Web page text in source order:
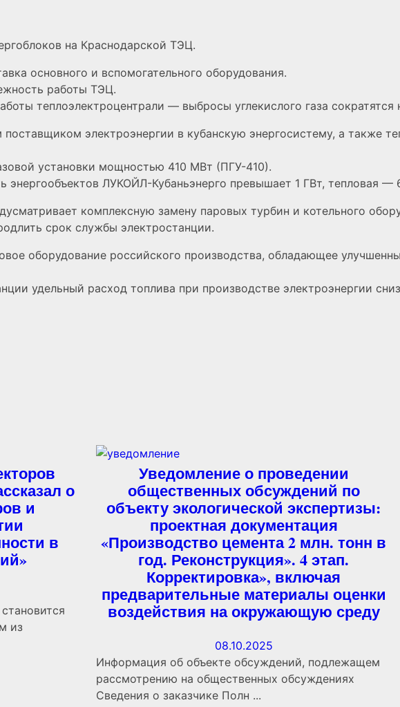
на Краснодарской ТЭЦ.
основного и вспомогательного оборудования.
работы ТЭЦ.
теплоэлектроцентрали — выбросы углекислого газа сократятся
электроэнергии в кубанскую энергосистему, а также
установки мощностью 410 МВт (ПГУ-410).
энергообъектов ЛУКОЙЛ-Кубаньэнерго превышает 1 ГВт, тепловая —
комплексную замену паровых турбин и котельного
срок службы электростанции.
оборудование российского производства, обладающее
удельный расход топлива при производстве электроэнергии
о
и
в
из
Уведомление о проведении
общественных обсуждений по
объекту экологической экспертизы:
проектная документация
«Производство цемента 2 млн. тонн в
год. Реконструкция». 4 этап.
Корректировка», включая
предварительные материалы оценки
воздействия на окружающую среду
08.10.2025
Информация об объекте обсуждений, подлежащем
рассмотрению на общественных обсуждениях
Сведения о заказчике Полн ...